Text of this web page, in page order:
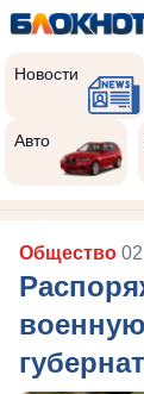
Новости
Авто
Общество